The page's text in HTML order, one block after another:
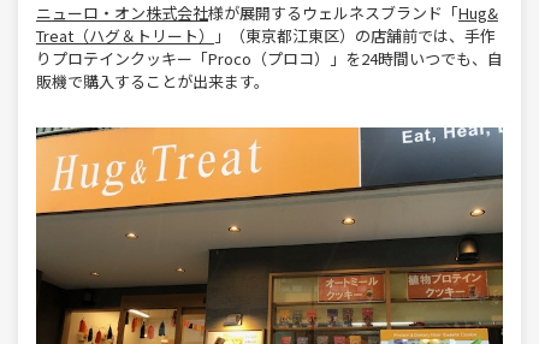
ニューロ・オン株式会社様が展開するウェルネスブランド「Hug&
Treat（ハグ＆トリート）
」（東京都江東区）の店舗前では、手作
りプロテインクッキー「Proco（プロコ）」を24時間いつでも、自
販機で購入することが出来ます。